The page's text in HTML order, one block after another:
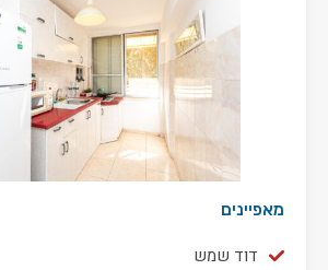
מאפיינים
דוד שמש